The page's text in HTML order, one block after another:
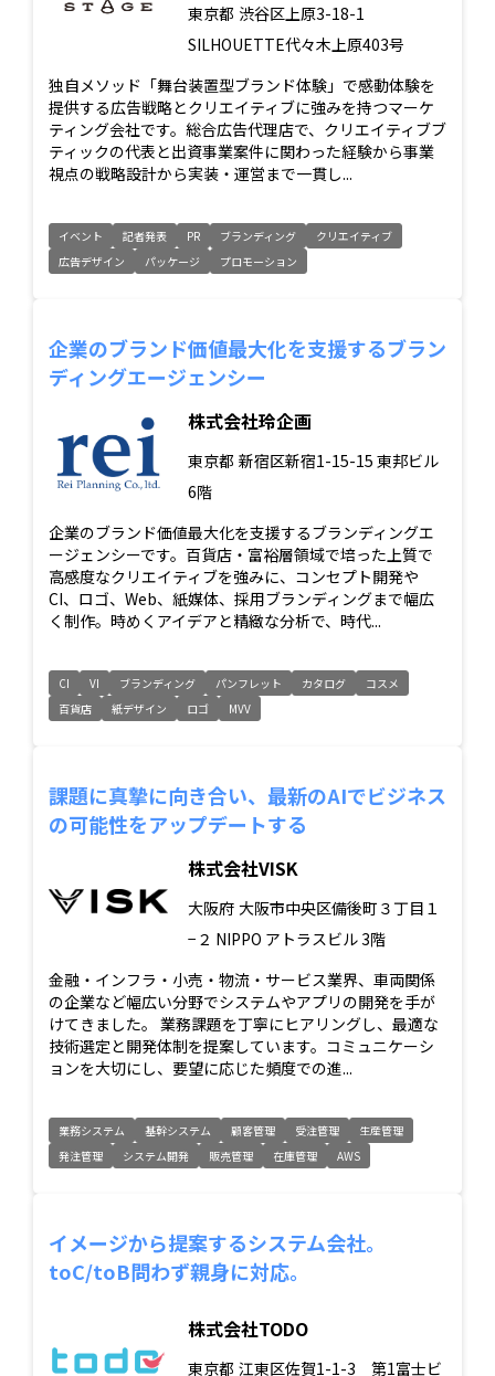
東京都 渋谷区上原3-18-1
SILHOUETTE代々木上原403号
独自メソッド「舞台装置型ブランド体験」で感動体験を
提供する広告戦略とクリエイティブに強みを持つマーケ
ティング会社です。総合広告代理店で、クリエイティブブ
ティックの代表と出資事業案件に関わった経験から事業
視点の戦略設計から実装・運営まで一貫し...
イベント 記者発表 PR ブランディング
クリエイティブ
広告デザイン
パッケージ プロモーション
企業のブランド価値最大化を支援するブラン
ディングエージェンシー
株式会社玲企画
東京都 新宿区新宿1-15-15 東邦ビル
6階
企業のブランド価値最大化を支援するブランディングエ
ージェンシーです。百貨店・富裕層領域で培った上質で
高感度なクリエイティブを強みに、コンセプト開発や
CI、ロゴ、Web、紙媒体、採用ブランディングまで幅広
く制作。時めくアイデアと精緻な分析で、時代...
CI VI ブランディング パンフレット カタログ
コスメ
百貨店
紙デザイン ロゴ MVV
課題に真摯に向き合い、最新のAIでビジネス
の可能性をアップデートする
株式会社VISK
大阪府 大阪市中央区備後町３丁目１
−２ NIPPO アトラスビル 3階
金融・インフラ・小売・物流・サービス業界、車両関係
の企業など幅広い分野でシステムやアプリの開発を手が
けてきました。 業務課題を丁寧にヒアリングし、最適な
技術選定と開発体制を提案しています。コミュニケーシ
ョンを大切にし、要望に応じた頻度での進...
業務システム 基幹システム 顧客管理 受注管理
生産管理
発注管理
システム開発 販売管理 在庫管理 AWS
イメージから提案するシステム会社。
toC/toB問わず親身に対応。
株式会社TODO
東京都 江東区佐賀1-1-3 第1富士ビ